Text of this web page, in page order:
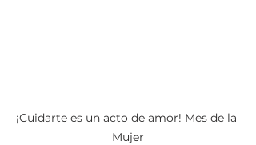
¡Cuidarte es un acto de amor! Mes de la
Mujer